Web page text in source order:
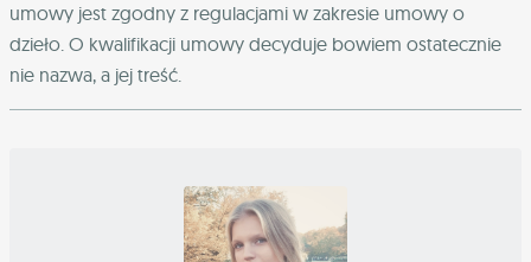
umowy jest zgodny z regulacjami w zakresie umowy o
dzieło. O kwalifikacji umowy decyduje bowiem ostatecznie
nie nazwa, a jej treść.